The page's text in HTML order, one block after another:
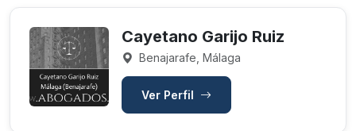
Cayetano Garijo Ruiz
Benajarafe, Málaga
Ver Perfil